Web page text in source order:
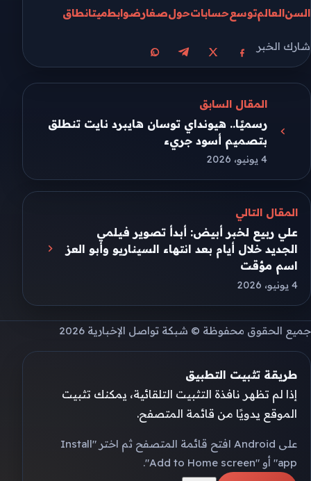
السنالعالمتوسع حساباتحولصغارضوابطميتانطاق
شارك الخبر
مشاركة على فيسبوك
مشاركة على Xمشاركة على تيليجرام
مشاركة على واتساب
المقال السابق
رسميًا.. هيونداي توسان هايبرد نايت تنطلق
بتصميم أسود جريء
4 يونيو، 2026
المقال التالي
علي ربيع لخبر أبيض: أبدأ تصوير فيلمي
الجديد خلال أيام بعد انتهاء السيناريو وأبو العز
اسم مؤقت
4 يونيو، 2026
جميع الحقوق محفوظة © شبكة تواصل الإخبارية 2026
طريقة تثبيت التطبيق
إذا لم تظهر نافذة التثبيت التلقائية، يمكنك تثبيت
الموقع يدويًا من قائمة المتصفح.
على Android افتح قائمة المتصفح ثم اختر "Install
app" أو "Add to Home screen".